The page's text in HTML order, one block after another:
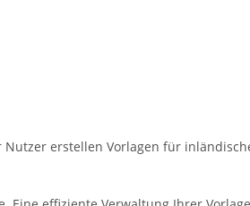
erstellen Vorlagen für